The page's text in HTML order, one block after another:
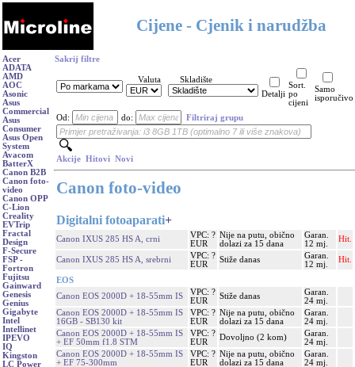
Cijene - Cjenik i narudžba
Acer
ADATA
AMD
AOC
Asonic
Asus
Commercial
Asus
Consumer
Asus Open
System
Avacom
BatterX
Canon B2B
Canon foto-
video
Canon OPP
C-Lion
Creality
EVTrip
Fractal
Design
F-Secure
FSP -
Fortron
Fujitsu
Gainward
Genesis
Genius
Gigabyte
Intel
Intellinet
IPEVO
IQ
Kingston
LC Power
Sakrij filtre
Valuta
Skladište
Detalji
Sort.
po
cijeni
Samo
isporučivo
Od: do: Filtriraj grupu
Akcije Hitovi Novi
Canon foto-video
Digitalni fotoaparati+
Canon IXUS 285 HS A, crni
VPC: ?
EUR
Nije na putu, obično
dolazi za 15 dana
Garan.
12 mj.
Hit.
Canon IXUS 285 HS A, srebrni
VPC: ?
EUR
Stiže danas
Garan.
12 mj.
Hit.
EOS
Canon EOS 2000D + 18-55mm IS
VPC: ?
EUR
Stiže danas
Garan.
24 mj.
Canon EOS 2000D + 18-55mm IS
16GB - SB130 kit
VPC: ?
EUR
Nije na putu, obično
dolazi za 15 dana
Garan.
24 mj.
Canon EOS 2000D + 18-55mm IS
+ EF 50mm f1.8 STM
VPC: ?
EUR
Dovoljno (2 kom)
Garan.
24 mj.
Canon EOS 2000D + 18-55mm IS
+ EF 75-300mm
VPC: ?
EUR
Nije na putu, obično
dolazi za 15 dana
Garan.
24 mj.